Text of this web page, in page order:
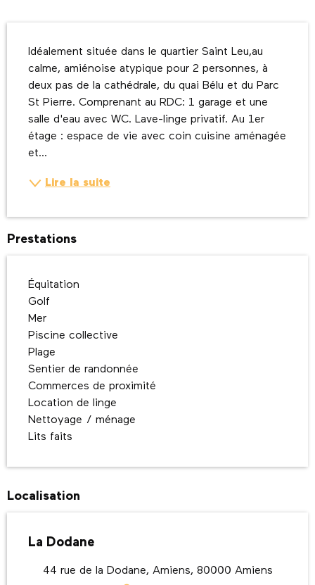
Idéalement située dans le quartier Saint Leu,au
calme, amiénoise atypique pour 2 personnes, à
deux pas de la cathédrale, du quai Bélu et du Parc
St Pierre. Comprenant au RDC: 1 garage et une
salle d'eau avec WC. Lave-linge privatif. Au 1er
étage : espace de vie avec coin cuisine aménagée
et...
Lire la suite
Prestations
Équitation
Golf
Mer
Piscine collective
Plage
Sentier de randonnée
Commerces de proximité
Location de linge
Nettoyage / ménage
Lits faits
Localisation
La Dodane
44 rue de la Dodane, Amiens, 80000 Amiens